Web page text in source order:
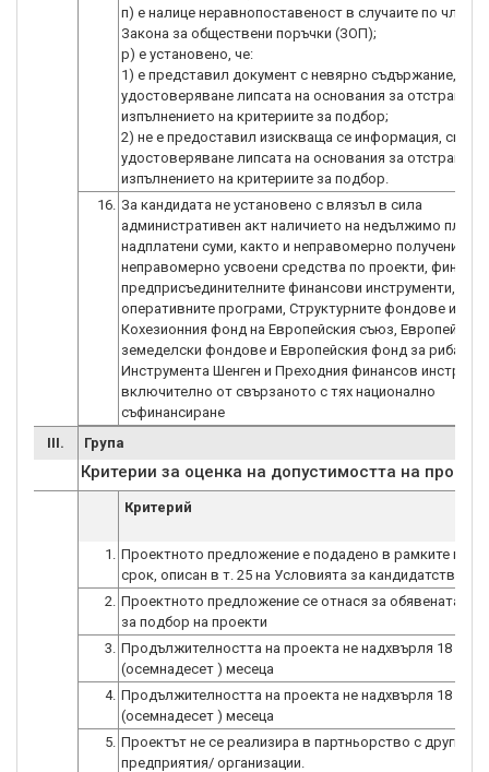
п) е налице неравнопоставеност в случаите по чл. 44,
Закона за обществени поръчки (ЗОП);
р) е установено, че:
1) е представил документ с невярно съдържание,
удостоверяване липсата на основания за
изпълнението на критериите за подбор;
2) не е предоставил изискваща се информация,
удостоверяване липсата на основания за
изпълнението на критериите за подбор.
16. За кандидата не установено с влязъл в сила
административен акт наличието на недължимо
надплатени суми, както и неправомерно получени и/
неправомерно усвоени средства по проекти,
предприсъединителните финансови инструменти,
оперативните програми, Структурните фондове и
Кохезионния фонд на Европейския съюз,
земеделски фондове и Европейския фонд за
Инструмента Шенген и Преходния финансов
включително от свързаното с тях национално
съфинансиране
III.
Група
Критерии за оценка на допустимостта на
Критерий
1. Проектното предложение е подадено в рамките на
срок, описан в т. 25 на Условията за кандидатстване.
2. Проектното предложение се отнася за обявената
за подбор на проекти
3. Продължителността на проекта не надхвърля 18
(осемнадесет ) месеца
4. Продължителността на проекта не надхвърля 18
(осемнадесет ) месеца
5. Проектът не се реализира в партньорство с други
предприятия/ организации.